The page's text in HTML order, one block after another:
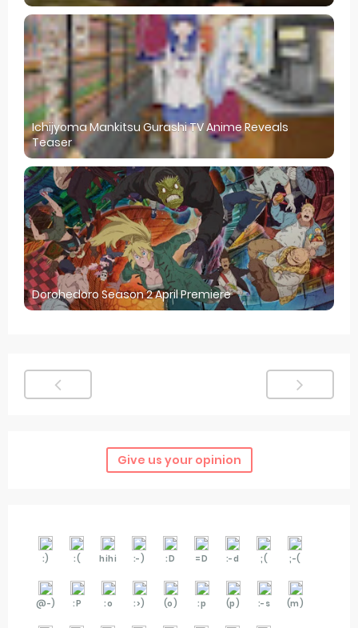
Ichijyoma Mankitsu Gurashi TV Anime Reveals
Teaser
Dorohedoro Season 2 April Premiere
Give us your opinion
:) :( hihi :-) :D =D :-d ;( ;-(
@-) :P :o :>) (o) :p (p) :-s (m)